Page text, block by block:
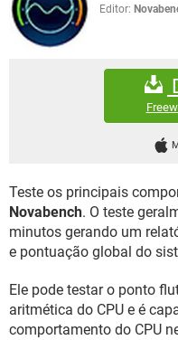
INSTAGRAM
GUIA DE COMPRAS
OUTLOOK
JOGOS
CELULAR
FÓRUM
INSTAGRAM
GUIA DE COMPRAS
Editor:
Teste os principais
Novabench. O teste
minutos gerando um
e pontuação global do
Ele pode testar o ponto
aritmética do CPU e é
comportamento do CPU